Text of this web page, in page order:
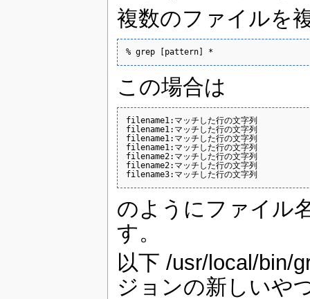
複数のファイルを
% grep [pattern] *
この場合は
filename1:マッチした行の文字列
filename1:マッチした行の文字列
filename1:マッチした行の文字列
filename1:マッチした行の文字列
filename2:マッチした行の文字列
filename2:マッチした行の文字列
filename3:マッチした行の文字列
のようにファイル
す。
以下 /usr/local/bin/
ジョンの新しいや